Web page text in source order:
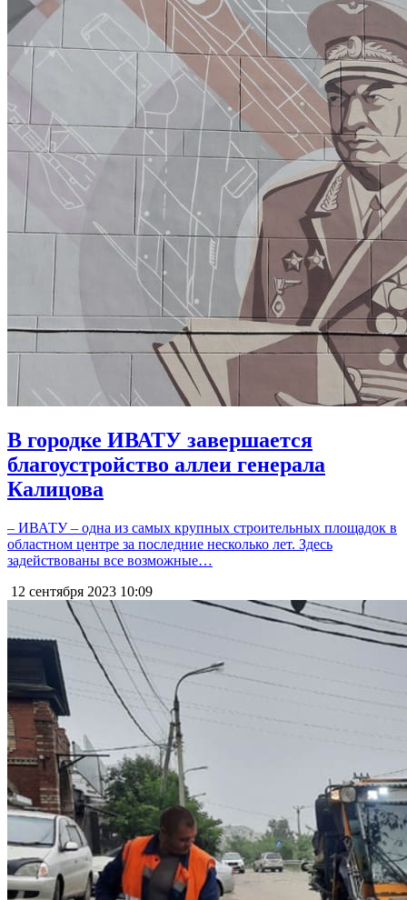
В городке ИВАТУ завершается
благоустройство аллеи генерала
Калицова
– ИВАТУ – одна из самых крупных строительных площадок в
областном центре за последние несколько лет. Здесь
задействованы все возможные…
12 сентября 2023 10:09